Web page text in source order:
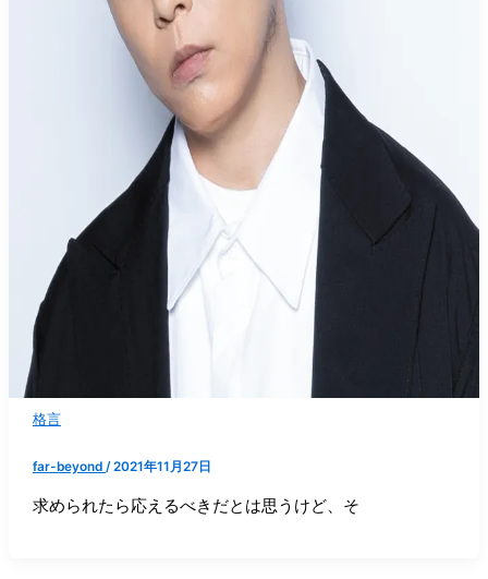
格言
far-beyond /2021年11月27日
求められたら応えるべきだとは思うけど、そ